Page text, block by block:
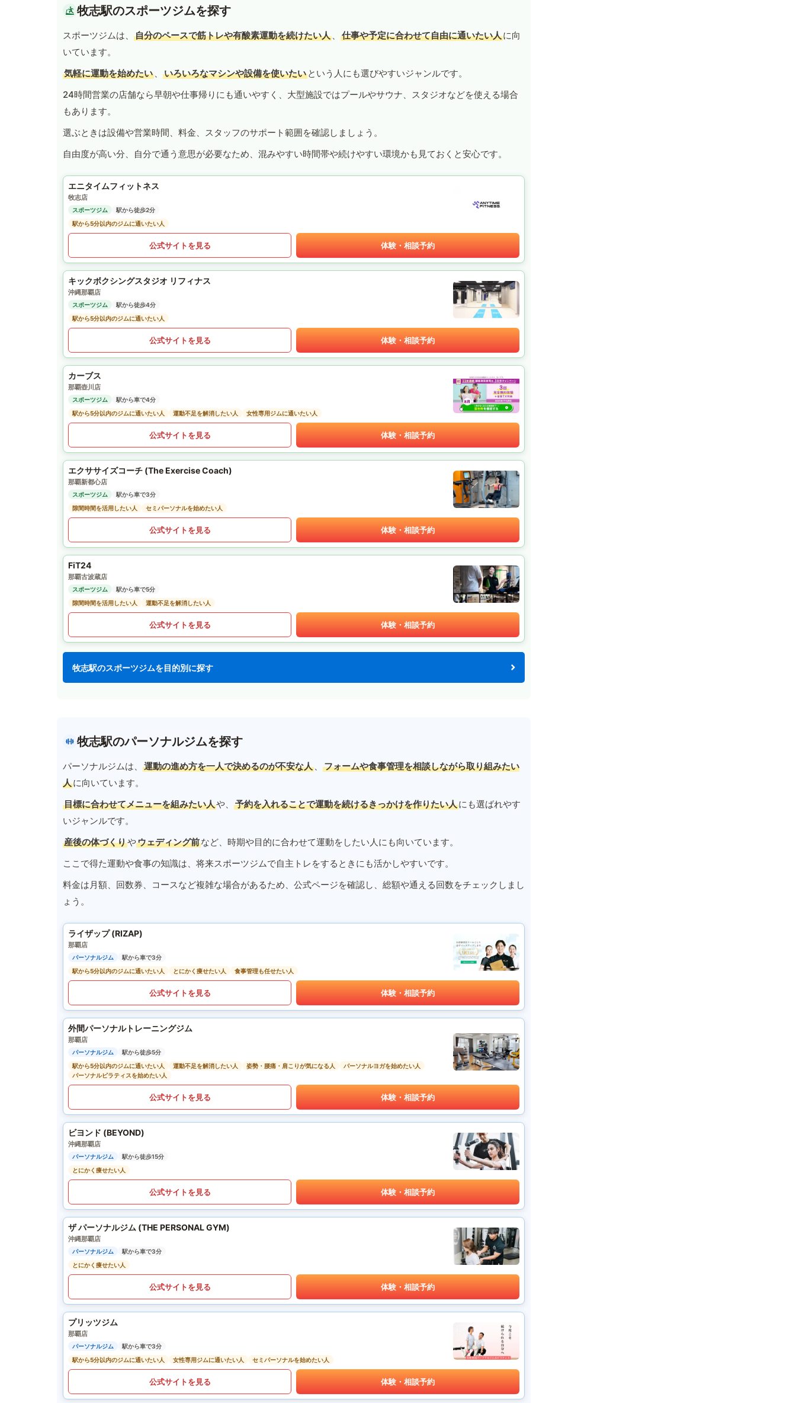
牧志駅のスポーツジムを探す
スポーツジムは、 自分のペースで筋トレや有酸素運動を続けたい人 、 仕事や予定に合わせて自由に通いたい人に向
いています。
気軽に運動を始めたい 、 いろいろなマシンや設備を使いたい という人にも選びやすいジャンルです。
24時間営業の店舗なら早朝や仕事帰りにも通いやすく、大型施設ではプールやサウナ、スタジオなどを使える場合
もあります。
選ぶときは設備や営業時間、料金、スタッフのサポート範囲を確認しましょう。
自由度が高い分、自分で通う意思が必要なため、混みやすい時間帯や続けやすい環境かも見ておくと安心です。
エニタイムフィットネス
牧志店
スポーツジム
駅から徒歩2分
駅から5分以内のジムに通いたい人
公式サイトを見る 体験・相談予約
キックボクシングスタジオ リフィナス
沖縄那覇店
スポーツジム
駅から徒歩4分
駅から5分以内のジムに通いたい人
公式サイトを見る 体験・相談予約
カーブス
那覇壺川店
スポーツジム
駅から車で4分
駅から5分以内のジムに通いたい人
運動不足を解消したい人 女性専用ジムに通いたい人
公式サイトを見る 体験・相談予約
エクササイズコーチ (The Exercise Coach)
那覇新都心店
スポーツジム
駅から車で3分
隙間時間を活用したい人
セミパーソナルを始めたい人
公式サイトを見る 体験・相談予約
FiT24
那覇古波蔵店
スポーツジム
駅から車で5分
隙間時間を活用したい人
運動不足を解消したい人
公式サイトを見る 体験・相談予約
牧志駅のスポーツジムを目的別に探す
牧志駅のパーソナルジムを探す
パーソナルジムは、 運動の進め方を一人で決めるのが不安な人 、
フォームや食事管理を相談しながら取り組みたい
人に向いています。
目標に合わせてメニューを組みたい人や、 予約を入れることで運動を続けるきっかけを作りたい人にも選ばれやす
いジャンルです。
産後の体づくりやウェディング前など、時期や目的に合わせて運動をしたい人にも向いています。
ここで得た運動や食事の知識は、将来スポーツジムで自主トレをするときにも活かしやすいです。
料金は月額、回数券、コースなど複雑な場合があるため、公式ページを確認し、総額や通える回数をチェックしまし
ょう。
ライザップ (RIZAP)
那覇店
パーソナルジム
駅から車で3分
駅から5分以内のジムに通いたい人
とにかく痩せたい人 食事管理も任せたい人
公式サイトを見る 体験・相談予約
外間パーソナルトレーニングジム
那覇店
パーソナルジム
駅から徒歩5分
駅から5分以内のジムに通いたい人
運動不足を解消したい人 姿勢・腰痛・肩こりが気になる人
パーソナルヨガを始めたい人
パーソナルピラティスを始めたい人
公式サイトを見る 体験・相談予約
ビヨンド (BEYOND)
沖縄那覇店
パーソナルジム
駅から徒歩15分
とにかく痩せたい人
公式サイトを見る 体験・相談予約
ザ パーソナルジム (THE PERSONAL GYM)
沖縄那覇店
パーソナルジム
駅から車で3分
とにかく痩せたい人
公式サイトを見る 体験・相談予約
プリッツジム
那覇店
パーソナルジム
駅から車で3分
駅から5分以内のジムに通いたい人
女性専用ジムに通いたい人 セミパーソナルを始めたい人
公式サイトを見る 体験・相談予約